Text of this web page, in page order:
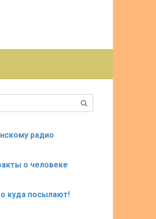
радио
о человеке
куда посылают!